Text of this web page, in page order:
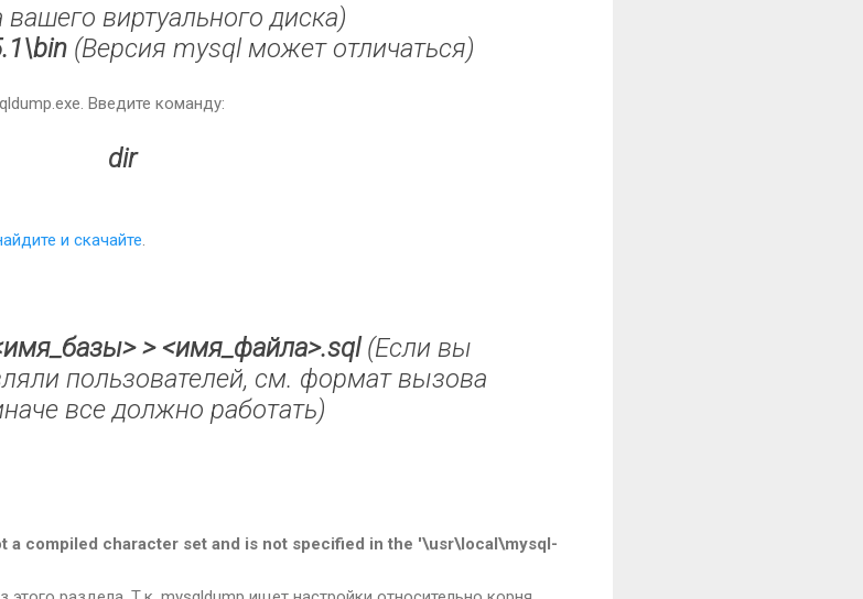
виртуального диска)
(Версия mysql может отличаться)
Введите команду:
dir
и скачайте
> <имя_файла>.sql(Если вы
пользователей, см. формат вызова
все должно работать)
a compiled character set and is not specified in the '\usr\local\mysql-